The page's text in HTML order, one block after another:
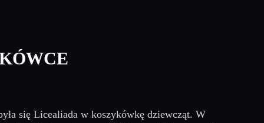
się Licealiada w koszykówkę dziewcząt. W